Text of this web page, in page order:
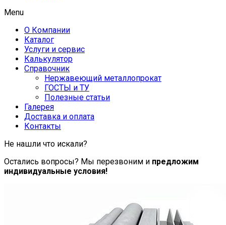
Menu
О Компании
Каталог
Услуги и сервис
Калькулятор
Справочник
Нержавеющий металлопрокат
ГОСТЫ и ТУ
Полезные статьи
Галерея
Доставка и оплата
Контакты
Не нашли что искали?
Остались вопросы? Мы перезвоним и предложим
индивидуальные условия!